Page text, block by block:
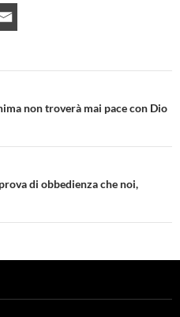
non troverà mai pace con Dio
di obbedienza che noi,